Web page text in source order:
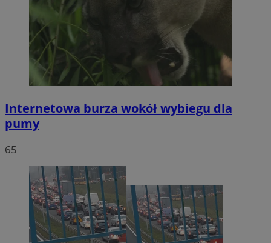
Internetowa burza wokół wybiegu dla
pumy
65